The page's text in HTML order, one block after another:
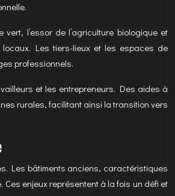
l’essor de l’agriculture biologique et
locaux. Les tiers-lieux et les espaces de
professionnels.
et les entrepreneurs. Des aides à
rurales, facilitant ainsi la transition vers
Les bâtiments anciens, caractéristiques
enjeux représentent à la fois un défi et